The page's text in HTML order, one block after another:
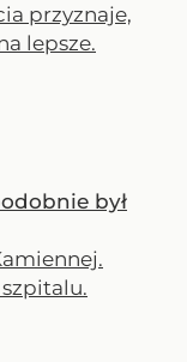
przyznaje,
lepsze.
był